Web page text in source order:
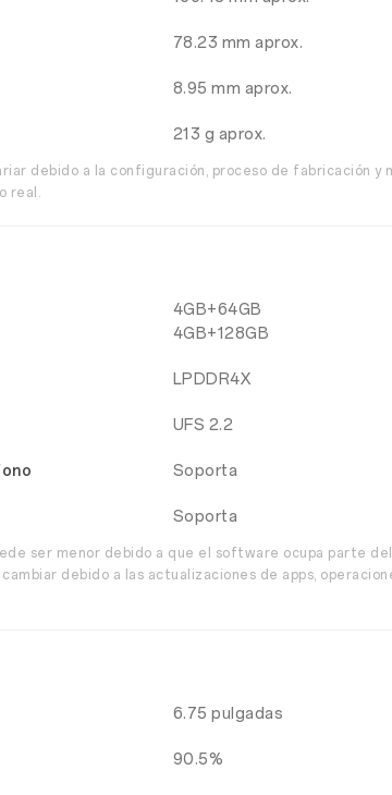
78.23 mm aprox.
8.95 mm aprox.
213 g aprox.
debido a la configuración, proceso de fabricación y
real.
4GB+64GB
4GB+128GB
LPDDR4X
UFS 2.2
Soporta
Soporta
ser menor debido a que el software ocupa parte
debido a las actualizaciones de apps,
6.75 pulgadas
90.5%